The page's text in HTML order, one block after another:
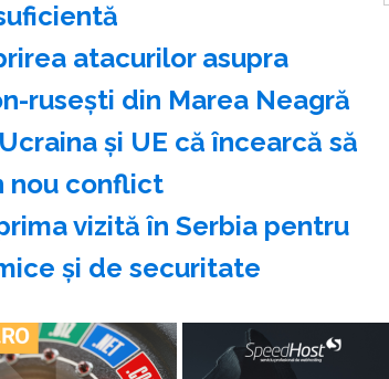
atacurilor asupra
ruseşti din Marea Neagră
şi UE că încearcă să
nou conflict
vizită în Serbia pentru
şi de securitate